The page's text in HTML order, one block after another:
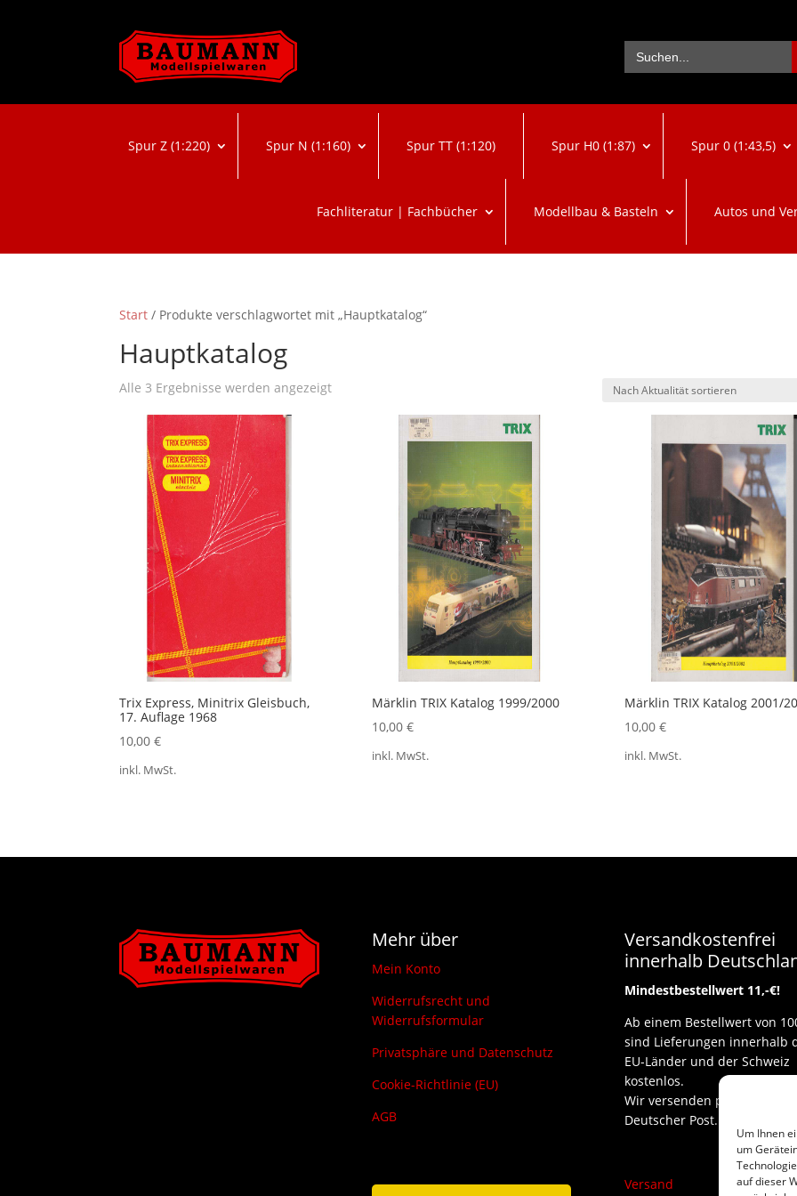
Um Ihnen
um
auf dieser
Search
for:
Spur Z (1:220) Spur N (1:160) Spur TT (1:120) Spur H0 (1:87) Spur 0 (1:43,5)
Fachliteratur | Fachbücher Modellbau & Basteln Autos und
Start / Produkte verschlagwortet mit „Hauptkatalog“
Hauptkatalog
Alle 3 Ergebnisse werden angezeigtNach
Trix Express, Minitrix Gleisbuch,
17. Auflage 1968
10,00€
inkl. MwSt.
Märklin TRIX Katalog 1999/2000
10,00 €
inkl. MwSt.
Märklin TRIX Katalog 2001/
10,00 €
inkl. MwSt.
Mehr über
Mein Konto
Widerrufsrecht und
Widerrufsformular
Privatsphäre und Datenschutz
Cookie-Richtlinie (EU)
AGB
Versandkostenfrei
innerhalb
Mindestbestellwert 11,-€!
Ab einem Bestellwert von
sind Lieferungen innerhalb
EU-Länder und der Schweiz
kostenlos.
Wir versenden per DHL und
Deutscher Post.
Versand